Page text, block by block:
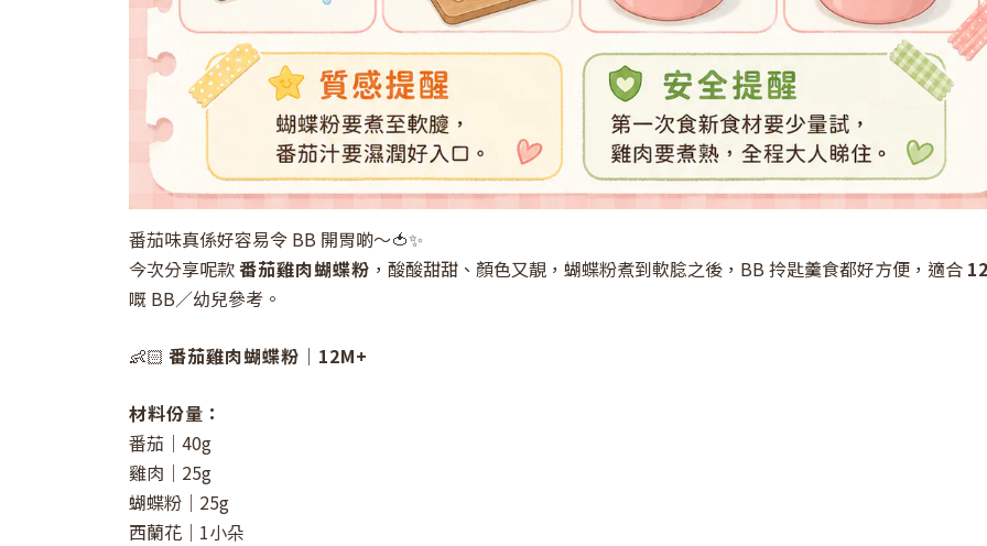
番茄味真係好容易令 BB 開胃啲～🍅✨
今次分享呢款番茄雞肉蝴蝶粉 ，酸酸甜甜、顏色又靚，蝴蝶粉煮到軟腍之後，BB 拎匙羹食都好方便，適合
嘅 BB／幼兒參考。
👶🏻 番茄雞肉蝴蝶粉｜12M+
材料份量：
番茄｜40g
雞肉｜25g
蝴蝶粉｜25g
西蘭花｜1小朵